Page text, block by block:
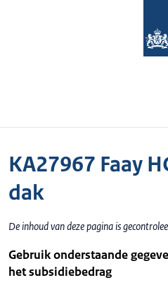
KA27967 Faay
dak
De inhoud van deze pagina is
Gebruik onderstaande
het subsidiebedrag